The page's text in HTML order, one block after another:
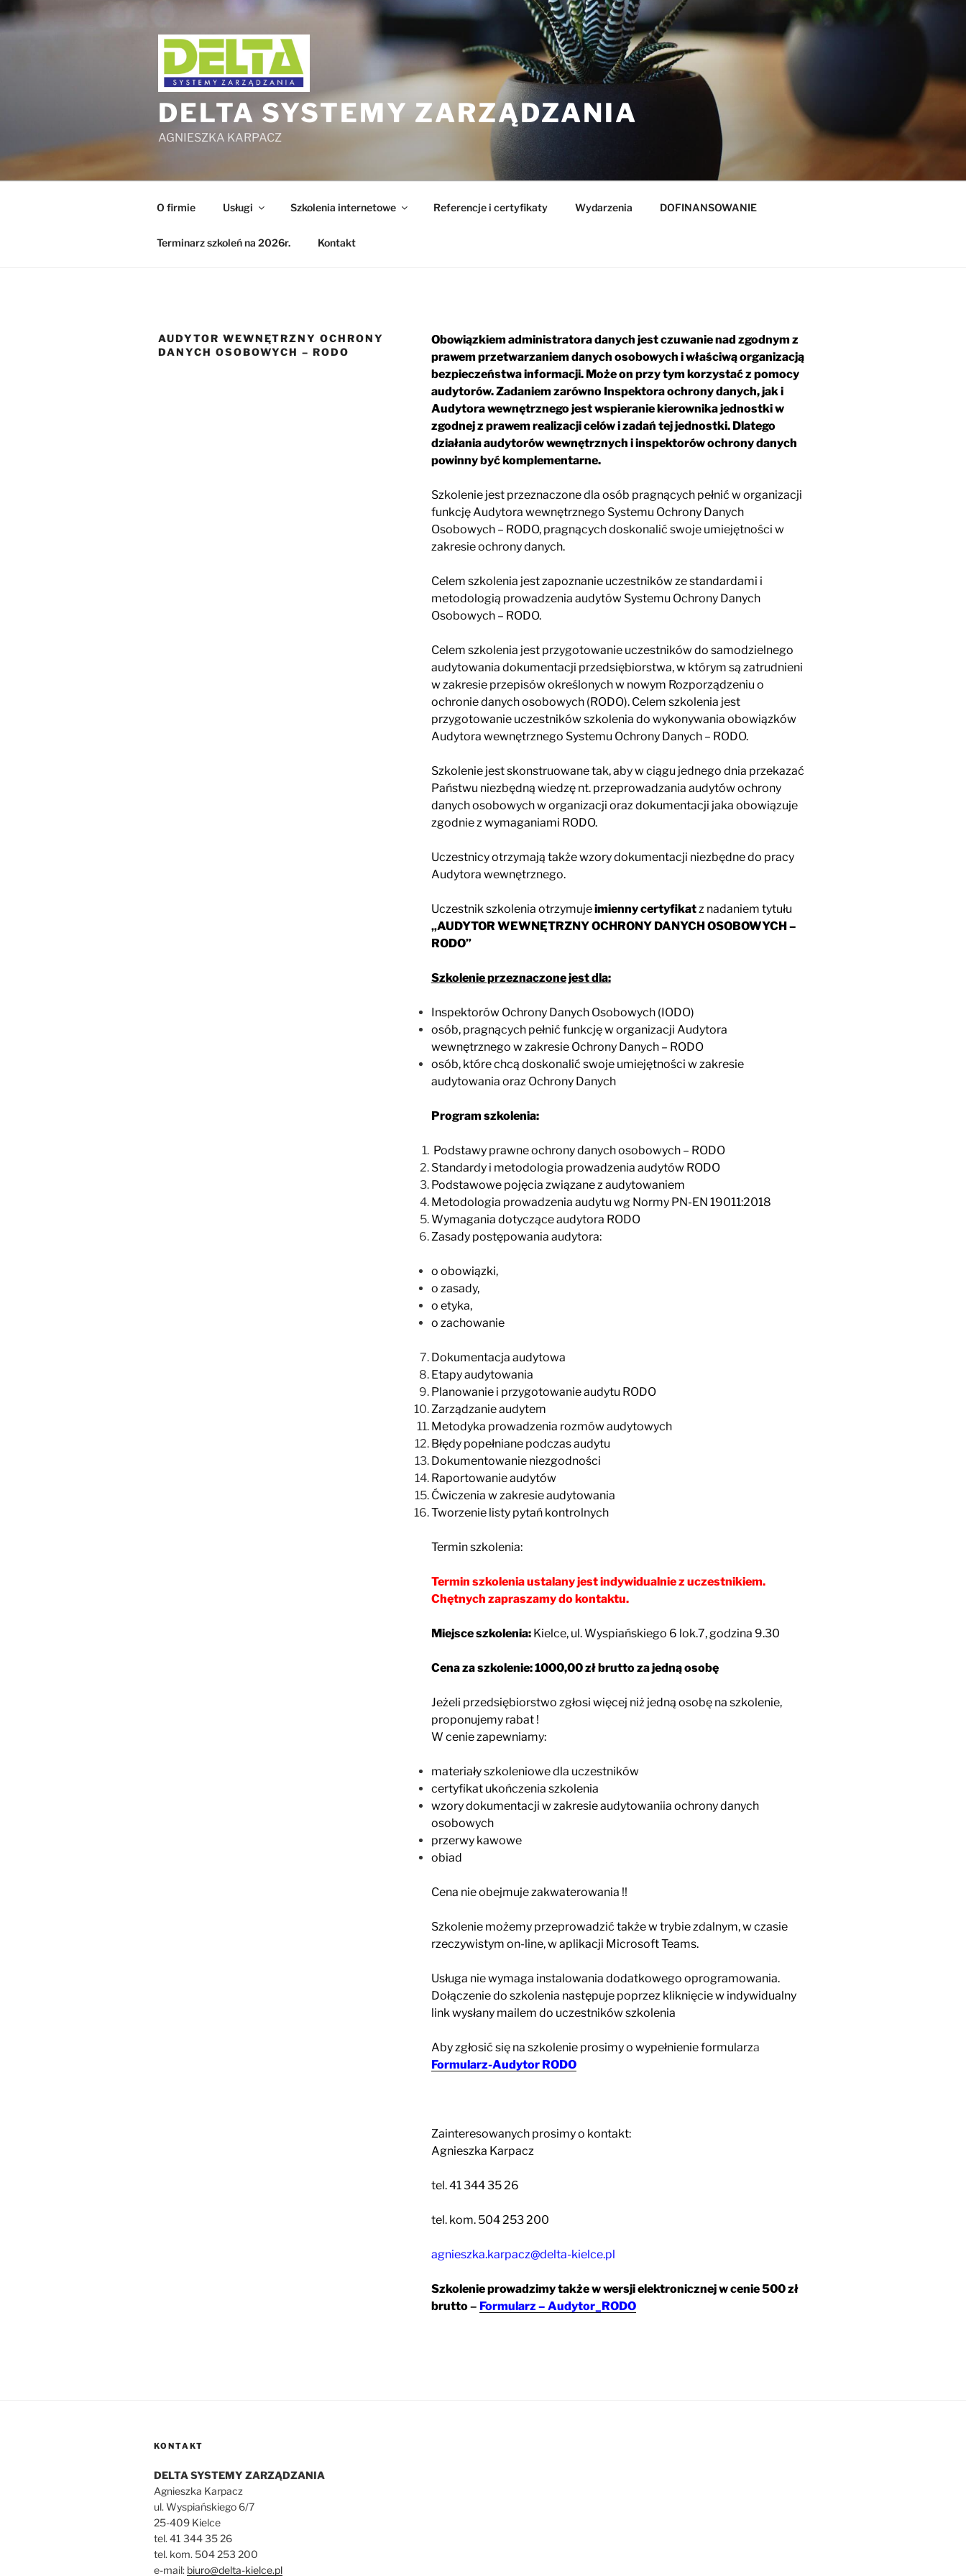
do
DELTA SYSTEMY ZARZĄDZANIA
AGNIESZKA KARPACZ
O firmie Usługi Szkolenia internetowe Referencje i certyfikaty Wydarzenia DOFINANSOWANIE
Terminarz szkoleń na 2026r. Kontakt
AUDYTOR WEWNĘTRZNY OCHRONY
DANYCH OSOBOWYCH – RODO
Obowiązkiem administratora danych jest czuwanie nad zgodnym z
prawem przetwarzaniem danych osobowych i właściwą organizacją
bezpieczeństwa informacji. Może on przy tym korzystać z pomocy
audytorów. Zadaniem zarówno Inspektora ochrony danych, jak i
Audytora wewnętrznego jest wspieranie kierownika jednostki w
zgodnej z prawem realizacji celów i zadań tej jednostki. Dlatego
działania audytorów wewnętrznych i inspektorów ochrony danych
powinny być komplementarne.
Szkolenie jest przeznaczone dla osób pragnących pełnić w organizacji
funkcję Audytora wewnętrznego Systemu Ochrony Danych
Osobowych – RODO, pragnących doskonalić swoje umiejętności w
zakresie ochrony danych.
Celem szkolenia jest zapoznanie uczestników ze standardami i
metodologią prowadzenia audytów Systemu Ochrony Danych
Osobowych – RODO.
Celem szkolenia jest przygotowanie uczestników do samodzielnego
audytowania dokumentacji przedsiębiorstwa, w którym są zatrudnieni
w zakresie przepisów określonych w nowym Rozporządzeniu o
ochronie danych osobowych (RODO). Celem szkolenia jest
przygotowanie uczestników szkolenia do wykonywania obowiązków
Audytora wewnętrznego Systemu Ochrony Danych – RODO.
Szkolenie jest skonstruowane tak, aby w ciągu jednego dnia przekazać
Państwu niezbędną wiedzę nt. przeprowadzania audytów ochrony
danych osobowych w organizacji oraz dokumentacji jaka obowiązuje
zgodnie z wymaganiami RODO.
Uczestnicy otrzymają także wzory dokumentacji niezbędne do pracy
Audytora wewnętrznego.
Uczestnik szkolenia otrzymujeimienny certyfikatz nadaniem tytułu
„AUDYTOR WEWNĘTRZNY OCHRONY DANYCH OSOBOWYCH –
RODO”
Szkolenie przeznaczone jest dla:
Inspektorów Ochrony Danych Osobowych (IODO)
osób, pragnących pełnić funkcję w organizacji Audytora
wewnętrznego w zakresie Ochrony Danych – RODO
osób, które chcą doskonalić swoje umiejętności w zakresie
audytowania oraz Ochrony Danych
Program szkolenia:
Podstawy prawne ochrony danych osobowych – RODO
Standardy i metodologia prowadzenia audytów RODO
Podstawowe pojęcia związane z audytowaniem
Metodologia prowadzenia audytu wg Normy PN-EN 19011:2018
Wymagania dotyczące audytora RODO
Zasady postępowania audytora:
o obowiązki,
o zasady,
o etyka,
o zachowanie
Dokumentacja audytowa
Etapy audytowania
Planowanie i przygotowanie audytu RODO
Zarządzanie audytem
Metodyka prowadzenia rozmów audytowych
Błędy popełniane podczas audytu
Dokumentowanie niezgodności
Raportowanie audytów
Ćwiczenia w zakresie audytowania
Tworzenie listy pytań kontrolnych
Termin szkolenia:
Termin szkolenia ustalany jest indywidualnie z uczestnikiem.
Chętnych zapraszamy do kontaktu.
Miejsce szkolenia:Kielce, ul. Wyspiańskiego 6 lok.7, godzina 9.30
Cena za szkolenie: 1000,00 zł brutto za jedną osobę
Jeżeli przedsiębiorstwo zgłosi więcej niż jedną osobę na szkolenie,
proponujemy rabat !
W cenie zapewniamy:
materiały szkoleniowe dla uczestników
certyfikat ukończenia szkolenia
wzory dokumentacji w zakresie audytowaniia ochrony danych
osobowych
przerwy kawowe
obiad
Cena nie obejmuje zakwaterowania !!
Szkolenie możemy przeprowadzić także w trybie zdalnym, w czasie
rzeczywistym on-line, w aplikacji Microsoft Teams.
Usługa nie wymaga instalowania dodatkowego oprogramowania.
Dołączenie do szkolenia następuje poprzez kliknięcie w indywidualny
link wysłany mailem do uczestników szkolenia
Aby zgłosić się na szkolenie prosimy o wypełnienie formularza
Formularz-Audytor RODO
Zainteresowanych prosimy o kontakt:
Agnieszka Karpacz
tel. 41 344 35 26
tel. kom. 504 253 200
agnieszka.karpacz@delta-kielce.pl
Szkolenie prowadzimy także w wersji elektronicznej w cenie 500 zł
brutto– Formularz – Audytor_RODO
KONTAKT
DELTA SYSTEMY ZARZĄDZANIA
Agnieszka Karpacz
ul. Wyspiańskiego 6/7
25-409 Kielce
tel. 41 344 35 26
tel. kom. 504 253 200
e-mail: biuro@delta-kielce.pl